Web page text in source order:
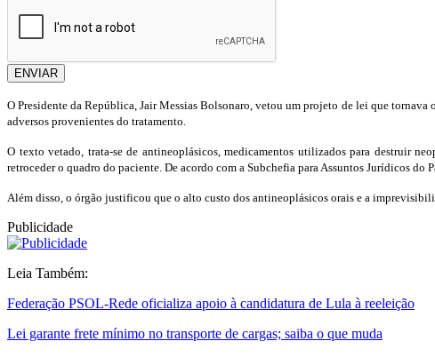
ENVIAR
O Presidente da República, Jair Messias Bolsonaro, vetou um projeto de lei que
adversos provenientes do tratamento.
O texto vetado, trata-se de antineoplásicos, medicamentos utilizados para destruir
retroceder o quadro do paciente. De acordo com a Subchefia para Assuntos Jurídicos
Além disso, o órgão justificou que o alto custo dos antineoplásicos orais e a
Publicidade
Leia Também:
Federação PSOL-Rede oficializa apoio à candidatura de Lula à reeleição
Lei garante frete mínimo no transporte de cargas; saiba o que muda